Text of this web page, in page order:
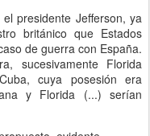
presidente Jefferson, ya
británico que Estados
de guerra con España.
sucesivamente Florida
cuya posesión era
y Florida (...) serían